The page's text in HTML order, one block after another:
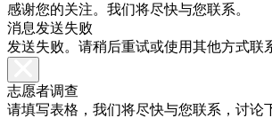
感谢您的关注。我们将尽快与您联系。
消息发送失败
发送失败。请稍后重试或使用其他方式联
志愿者调查
请填写表格，我们将尽快与您联系，讨论